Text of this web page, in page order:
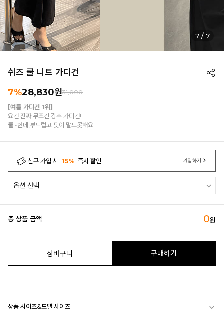
7 / 7
쉬즈 쿨 니트 가디건
7%28,830원31,000
[여름 가디건 1위]
요건 진짜 무조건!강추 가디건!
쿨~한데,부드럽고 핏이 말도못해요
신규 가입 시 15% 즉시 할인 가입하기
총 상품 금액 0원
장바구니 구매하기
상품 사이즈&모델 사이즈